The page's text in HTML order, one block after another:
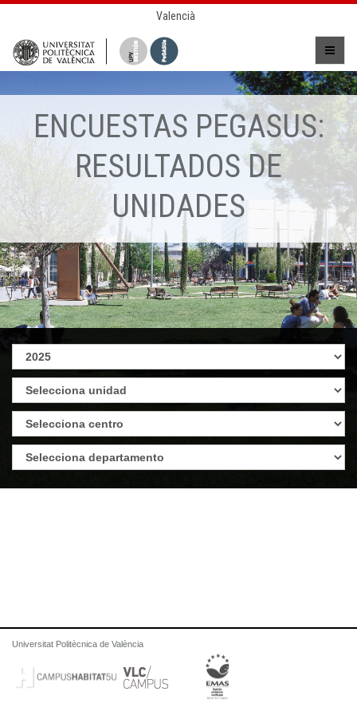
Valencià
ENCUESTAS PEGASUS:
RESULTADOS DE
UNIDADES
Universitat Politècnica de València